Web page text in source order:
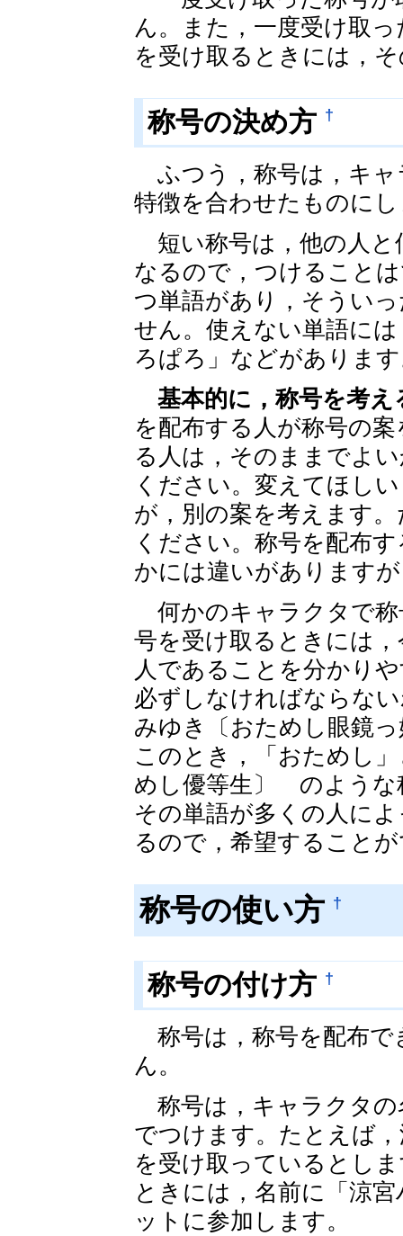
ん。また，一度受け取
を受け取るときには，
称号の決め方 †
ふつう，称号は，キャ
特徴を合わせたものに
短い称号は，他の人と
なるので，つけること
つ単語があり，そうい
せん。使えない単語に
ろぱろ」などがありま
基本的に，称号を考
を配布する人が称号の
る人は，そのままでよ
ください。変えてほし
が，別の案を考えます
ください。称号を配布
かには違いがあります
何かのキャラクタで称
号を受け取るときには
人であることを分かり
必ずしなければならな
みゆき〔おためし眼鏡
このとき，「おためし
めし優等生〕 のような
その単語が多くの人に
るので，希望すること
称号の使い方 †
称号の付け方 †
称号は，称号を配布で
ん。
称号は，キャラクタ
でつけます。たとえば
を受け取っているとし
ときには，名前に「涼
ットに参加します。